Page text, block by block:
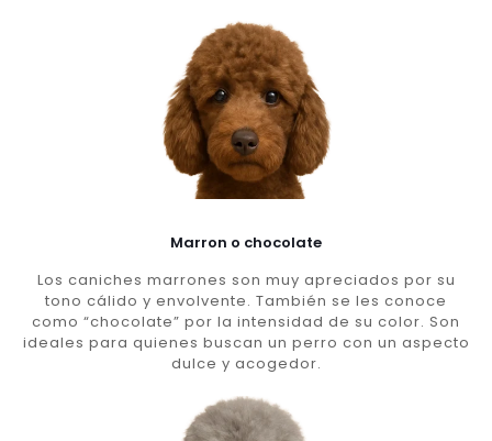
Marron o chocolate
Los caniches marrones son muy apreciados por su
tono cálido y envolvente. También se les conoce
como “chocolate” por la intensidad de su color. Son
ideales para quienes buscan un perro con un aspecto
dulce y acogedor.